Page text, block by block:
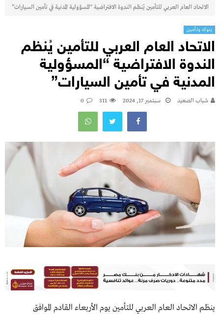
الاتحاد العام العربي للتأمين يُنظم الندوة الافتراضية “المسؤولية المدنية في تأمين السيارات”
بنوك وتأمين
الاتحاد العام العربي للتأمين يُنظم
الندوة الافتراضية “المسؤولية
المدنية في تأمين السيارات”
شباب الصعيد سبتمبر 17, 2024 311
0
ينظم الاتحاد العام العربي للتأمين يوم الأربعاء القادم الموافق